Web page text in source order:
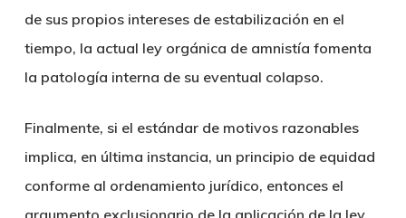
de sus propios intereses de estabilización en el
tiempo, la actual ley orgánica de amnistía fomenta
la patología interna de su eventual colapso.
Finalmente, si el estándar de motivos razonables
implica, en última instancia, un principio de equidad
conforme al ordenamiento jurídico, entonces el
argumento exclusionario de la aplicación de la ley